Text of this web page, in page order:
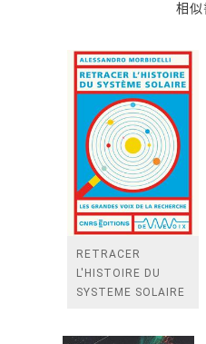
相似
RETRACER
L'HISTOIRE DU
SYSTEME SOLAIRE